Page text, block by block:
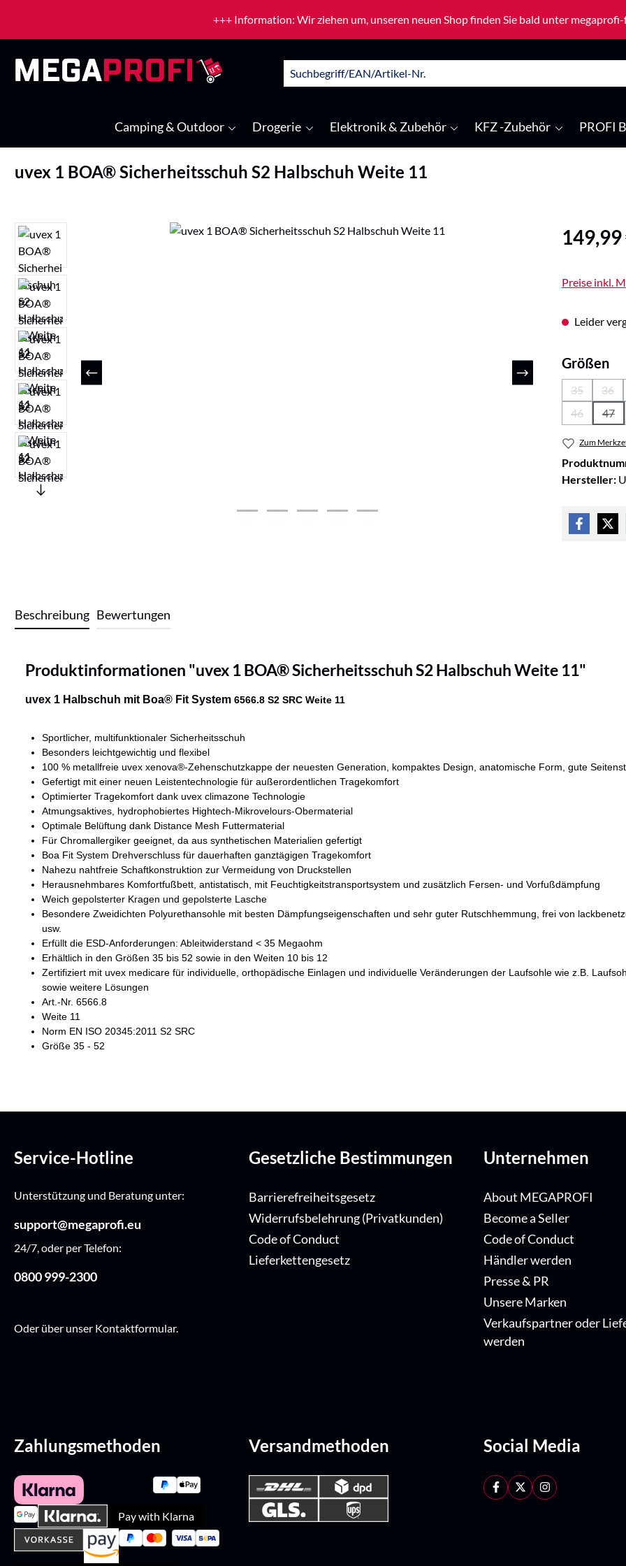
+++ Information: Wir ziehen um, unseren neuen Shop finden Sie bald unter
Camping & Outdoor Drogerie Elektronik & Zubehör KFZ -Zubehör PROFI
uvex 1 BOA® Sicherheitsschuh S2 Halbschuh Weite 11
Bildergalerie überspringen Regulärer
149,99
Preise inkl.
Leider
Größen
35
(Diese
36
46
(Diese
47
Zum
Hersteller:
Beschreibung Bewertungen
Produktinformationen "uvex 1 BOA® Sicherheitsschuh S2 Halbschuh Weite 11"
uvex 1 Halbschuh mit Boa® Fit System 6566.8 S2 SRC Weite 11
Sportlicher, multifunktionaler Sicherheitsschuh
Besonders leichtgewichtig und flexibel
100 % metallfreie uvex xenova®-Zehenschutzkappe der neuesten Generation, kompaktes Design, anatomische Form, gute
Gefertigt mit einer neuen Leistentechnologie für außerordentlichen Tragekomfort
Optimierter Tragekomfort dank uvex climazone Technologie
Atmungsaktives, hydrophobiertes Hightech-Mikrovelours-Obermaterial
Optimale Belüftung dank Distance Mesh Futtermaterial
Für Chromallergiker geeignet, da aus synthetischen Materialien gefertigt
Boa Fit System Drehverschluss für dauerhaften ganztägigen Tragekomfort
Nahezu nahtfreie Schaftkonstruktion zur Vermeidung von Druckstellen
Herausnehmbares Komfortfußbett, antistatisch, mit Feuchtigkeitstransportsystem und zusätzlich Fersen- und Vorfußdämpfung
Weich gepolsterter Kragen und gepolsterte Lasche
Besondere Zweidichten Polyurethansohle mit besten Dämpfungseigenschaften und sehr guter Rutschhemmung, frei von
usw.
Erfüllt die ESD-Anforderungen: Ableitwiderstand < 35 Megaohm
Erhältlich in den Größen 35 bis 52 sowie in den Weiten 10 bis 12
Zertifiziert mit uvex medicare für individuelle, orthopädische Einlagen und individuelle Veränderungen der Laufsohle wie z.B.
sowie weitere Lösungen
Art.-Nr. 6566.8
Weite 11
Norm EN ISO 20345:2011 S2 SRC
Größe 35 - 52
Service-Hotline
Unterstützung und Beratung unter:
support@megaprofi.eu
24/7, oder per Telefon:
0800 999-2300
Oder über unser Kontaktformular.
Gesetzliche Bestimmungen
Barrierefreiheitsgesetz
Widerrufsbelehrung (Privatkunden)
Code of Conduct
Lieferkettengesetz
Unternehmen
About MEGAPROFI
Become a Seller
Code of Conduct
Händler werden
Presse & PR
Unsere Marken
Verkaufspartner oder
werden
Zahlungsmethoden
Pay with Klarna
Versandmethoden Social Media